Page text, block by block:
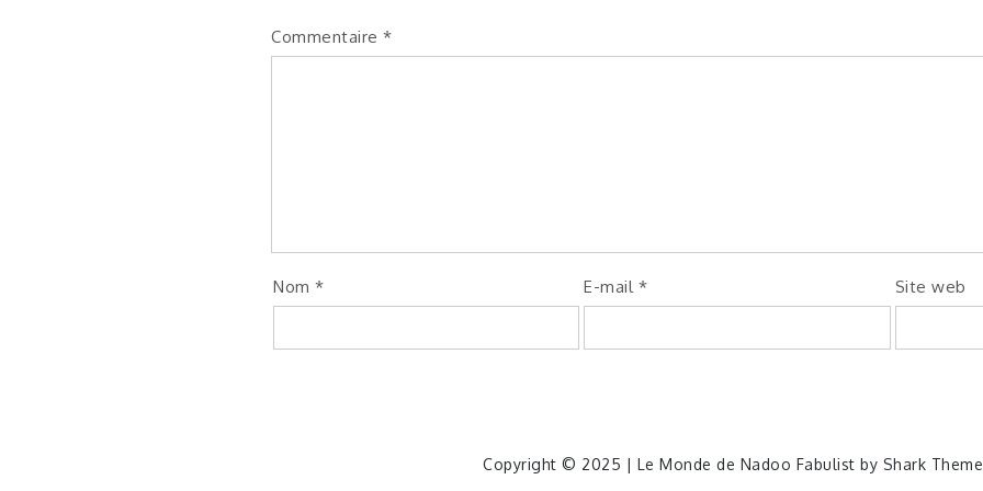
Commentaire *
Nom * E-mail * Site web
Copyright © 2025 | Le Monde de Nadoo Fabulist by Shark